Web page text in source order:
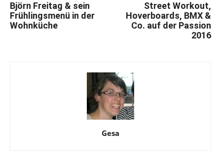
Björn Freitag & sein
Frühlingsmenü in der
Wohnküche
Street Workout,
Hoverboards, BMX &
Co. auf der Passion
2016
Gesa